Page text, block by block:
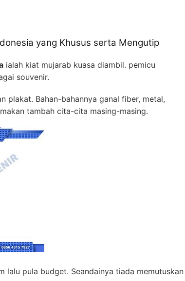
yang Khusus serta Mengutip
ialah kiat mujarab kuasa diambil. pemicu
souvenir.
plakat. Bahan-bahannya ganal fiber, metal,
tambah cita-cita masing-masing.
lalu pula budget. Seandainya tiada memutuskan